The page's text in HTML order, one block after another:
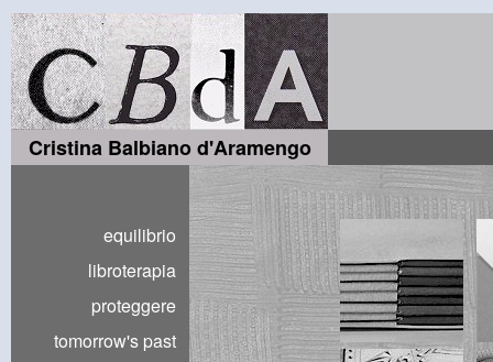
Cristina Balbiano d'Aramengo
equilibrio
libroterapia
proteggere
tomorrow's past